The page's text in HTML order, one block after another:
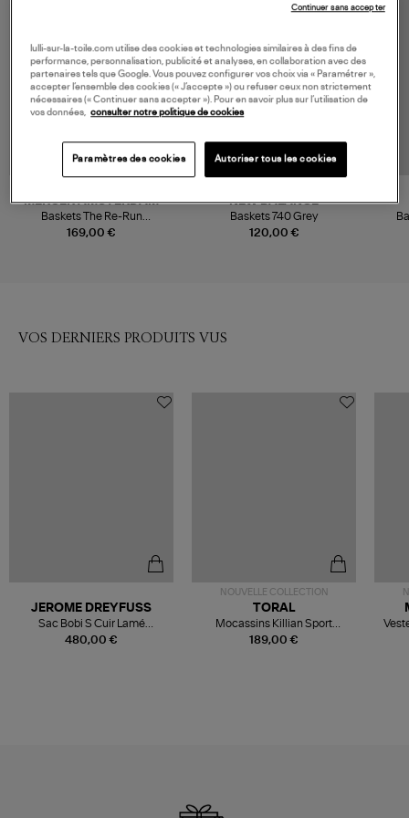
169,00 €
MERCER AMSTERDAM
Baskets The Re-Run
Champagne Grey
120,00 €
NEW BALANCE
Baskets 740 Grey
VOS DERNIERS PRODUITS VUS
480,00 €
JEROME DREYFUSS
Sac Bobi S Cuir Lamé
Champagne
NOUVELLE COLLECTION
189,00 €
TORAL
Mocassins Killian Sport
Mousse
lulli-sur-la-toile.com utilise des cookies et technologies similaires à des fins de
performance, personnalisation, publicité et analyses, en collaboration avec des
partenaires tels que Google. Vous pouvez configurer vos choix via « Paramétrer »,
accepter l’ensemble des cookies (« J’accepte ») ou refuser ceux non strictement
nécessaires (« Continuer sans accepter »). Pour en savoir plus sur l’utilisation de
vos données, consulter notre politique de cookies
Paramètres des cookies Autoriser tous les cookies
Continuer sans accepter